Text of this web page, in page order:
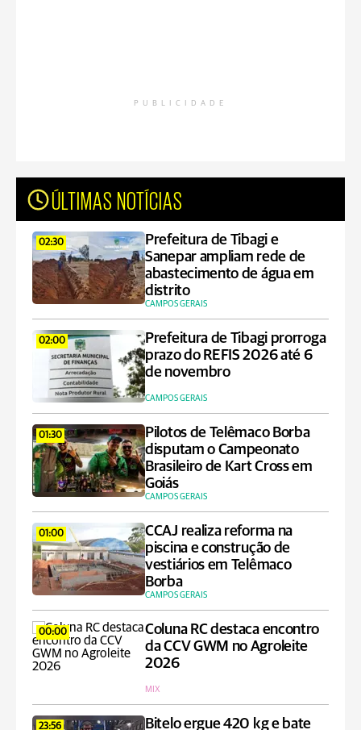
PUBLICIDADE
ÚLTIMAS NOTÍCIAS
02:30
Prefeitura de Tibagi e
Sanepar ampliam rede de
abastecimento de água em
distrito
CAMPOS GERAIS
02:00
Prefeitura de Tibagi prorroga
prazo do REFIS 2026 até 6
de novembro
CAMPOS GERAIS
01:30
Pilotos de Telêmaco Borba
disputam o Campeonato
Brasileiro de Kart Cross em
Goiás
CAMPOS GERAIS
01:00
CCAJ realiza reforma na
piscina e construção de
vestiários em Telêmaco
Borba
CAMPOS GERAIS
00:00
Coluna RC destaca encontro
da CCV GWM no Agroleite
2026
MIX
23:56 Bitelo ergue 420 kg e bate